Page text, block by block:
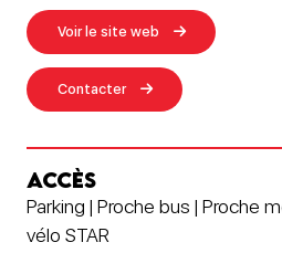
Voir le site web
Contacter
ACCÈS
Parking | Proche bus | Proche
vélo STAR